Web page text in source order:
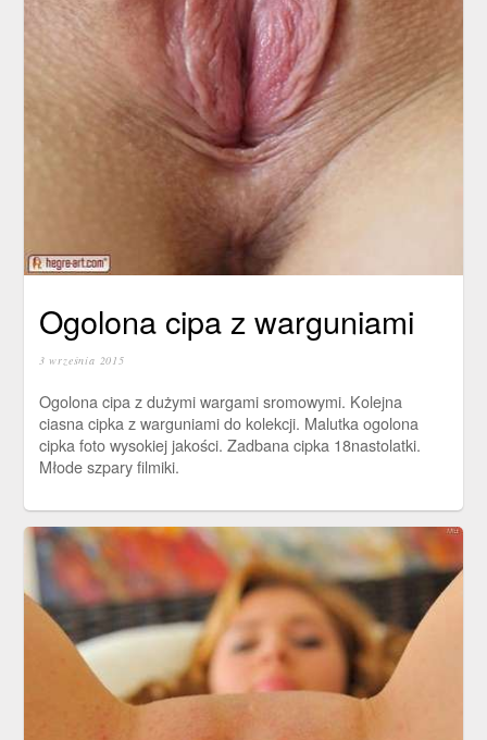
Ogolona cipa z warguniami
3 września 2015
Ogolona cipa z dużymi wargami sromowymi. Kolejna
ciasna cipka z warguniami do kolekcji. Malutka ogolona
cipka foto wysokiej jakości. Zadbana cipka 18nastolatki.
Młode szpary filmiki.